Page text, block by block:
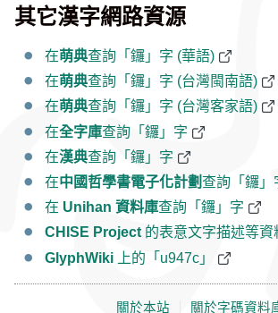
其它漢字網路資源
在萌典查詢「鑼」字 (華語)
在萌典查詢「鑼」字 (台灣閩南語)
在萌典查詢「鑼」字 (台灣客家語)
在全字庫查詢「鑼」字
在漢典查詢「鑼」字
在中國哲學書電子化計劃查詢「鑼」
在 Unihan 資料庫查詢「鑼」字
CHISE Project 的表意文字描述等資
GlyphWiki 上的「u947c」
關於本站 關於字碼資料